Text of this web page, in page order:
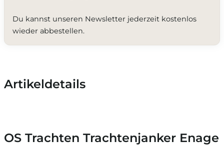
Du kannst unseren Newsletter jederzeit kostenlos
wieder abbestellen.
Artikeldetails
OS Trachten Trachtenjanker Enage